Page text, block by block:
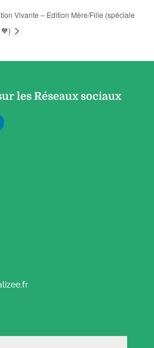
Vivante – Edition Mère/Fille (spéciale
les Réseaux sociaux